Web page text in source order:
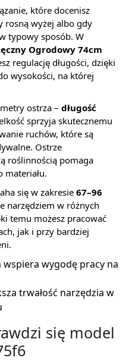
które docenisz
rosną wyżej albo gdy
typowy sposób. W
Ogrodowy 74cm
regulację długości, dzięki
wysokości, na której
ostrza – długość
sprzyja skutecznemu
ruchów, które są
Ostrze
roślinnością pomaga
materiału.
się w zakresie 67–96
narzędziem w różnych
temu możesz pracować
jak i przy bardziej
wygodę pracy na
trwałość narzędzia w
się model